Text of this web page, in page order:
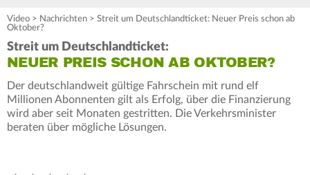
Video > Nachrichten > Streit um Deutschlandticket: Neuer Preis schon ab
Oktober?
Streit um Deutschlandticket:
NEUER PREIS SCHON AB OKTOBER?
Der deutschlandweit gültige Fahrschein mit rund elf
Millionen Abonnenten gilt als Erfolg, über die Finanzierung
wird aber seit Monaten gestritten. Die Verkehrsminister
beraten über mögliche Lösungen.